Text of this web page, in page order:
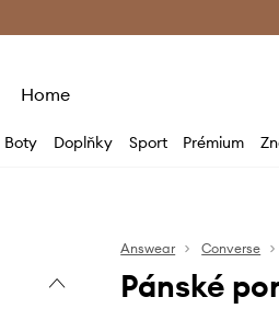
Doručení a
Home
Boty Doplňky Sport Prémium
Answear Converse
Pánské